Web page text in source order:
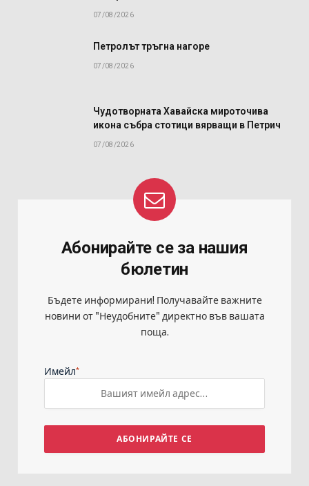
07/08/2026
Петролът тръгна нагоре
07/08/2026
Чудотворната Хавайска мироточива
икона събра стотици вярващи в Петрич
07/08/2026
Абонирайте се за нашия
бюлетин
Бъдете информирани! Получавайте важните
новини от "Неудобните" директно във вашата
поща.
Имейл*